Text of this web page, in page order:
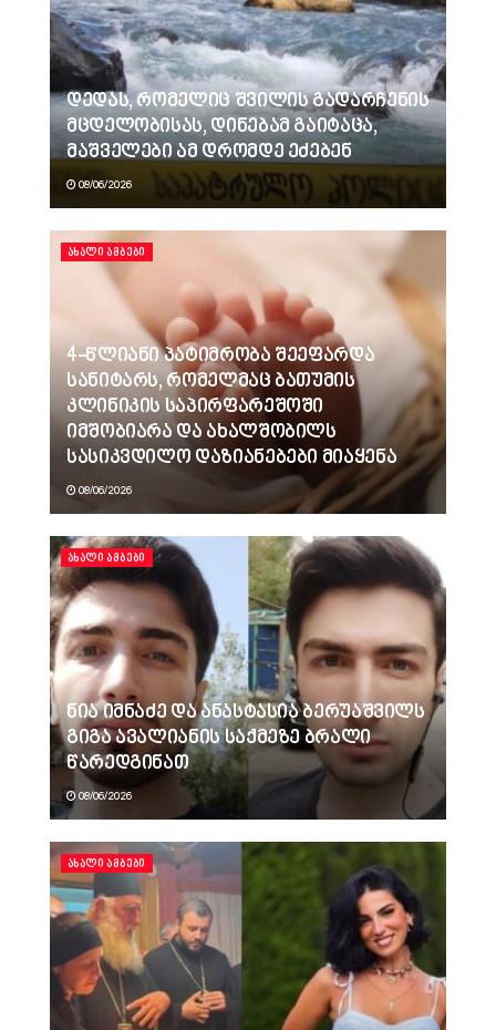
დედას, რომელიც შვილის გადარჩენის
მცდელობისას, დინებამ გაიტაცა,
მაშველები ამ დრომდე ეძებენ
08/06/2026
ᲐᲮᲐᲚᲘ ᲐᲛᲑᲔᲑᲘ
4-წლიანი პატიმრობა შეეფარდა
სანიტარს, რომელმაც ბათუმის
კლინიკის საპირფარეშოში
იმშობიარა და ახალშობილს
სასიკვდილო დაზიანებები მიაყენა
08/06/2026
ᲐᲮᲐᲚᲘ ᲐᲛᲑᲔᲑᲘ
ნია იმნაძე და ანასტასია ბერუაშვილს
გიგა ავალიანის საქმეზე ბრალი
წარედგინათ
08/06/2026
ᲐᲮᲐᲚᲘ ᲐᲛᲑᲔᲑᲘ